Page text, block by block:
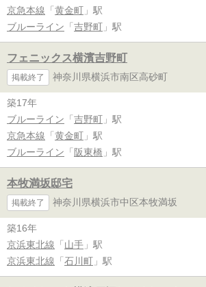
京急本線 「 黄金町 」駅
ブルーライン 「 吉野町 」駅
フェニックス横濱吉野町
掲載終了 神奈川県横浜市南区高砂町
築17年
ブルーライン 「 吉野町 」駅
京急本線 「 黄金町 」駅
ブルーライン 「 阪東橋 」駅
本牧満坂邸宅
掲載終了 神奈川県横浜市中区本牧満坂
築16年
京浜東北線 「 山手 」駅
京浜東北線 「 石川町 」駅